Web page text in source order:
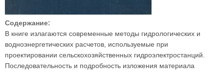
Содержание:
В книге излагаются современные методы гидрологических и
водноэнергетических расчетов, используемые при
проектировании сельскохозяйственных гидроэлектростанций.
Последовательность и подробность изложения материала